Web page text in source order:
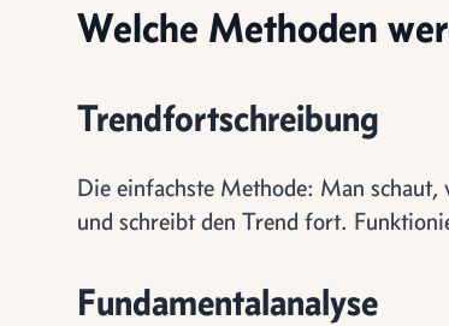
Welche Methoden
Trendfortschreibung
Die einfachste Methode: Man schaut,
und schreibt den Trend fort.
Fundamentalanalyse